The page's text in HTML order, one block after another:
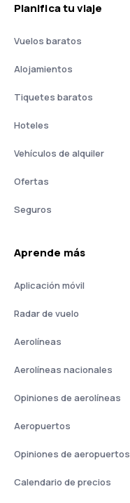
Planifica tu viaje
Vuelos baratos
Alojamientos
Tiquetes baratos
Hoteles
Vehículos de alquiler
Ofertas
Seguros
Aprende más
Aplicación móvil
Radar de vuelo
Aerolíneas
Aerolíneas nacionales
Opiniones de aerolíneas
Aeropuertos
Opiniones de aeropuertos
Calendario de precios